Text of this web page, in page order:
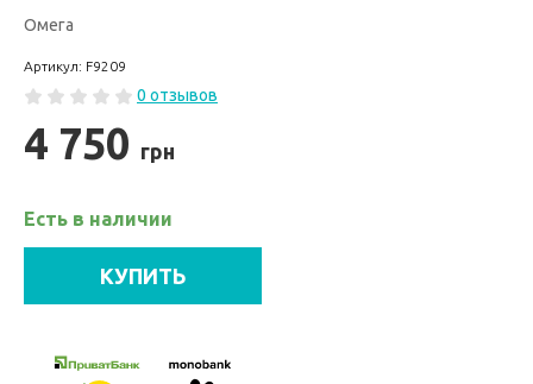
Омега
Артикул: F9209
0 отзывов
4 750 грн
Есть в наличии
КУПИТЬ